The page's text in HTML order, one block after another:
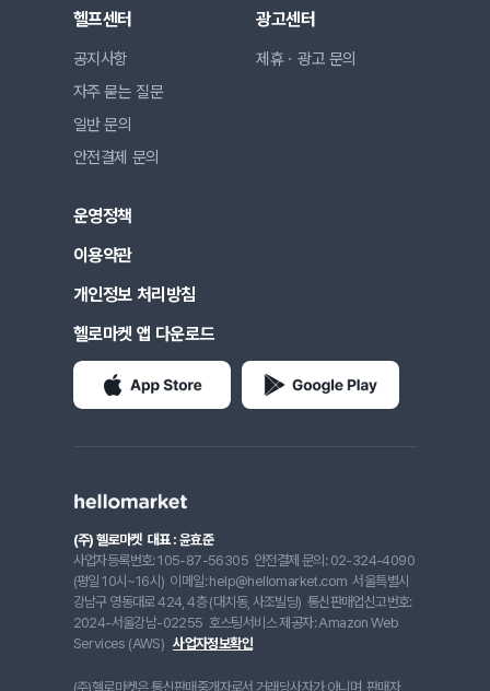
헬프센터
공지사항
자주 묻는 질문
일반 문의
안전결제 문의
광고센터
제휴ㆍ광고 문의
운영정책
이용약관
개인정보 처리방침
헬로마켓 앱 다운로드
(주) 헬로마켓 대표 : 윤효준
사업자등록번호: 105-87-56305 안전결제 문의: 02-324-4090
(평일 10시~16시) 이메일: help@hellomarket.com 서울특별시
강남구 영동대로 424, 4층 (대치동, 사조빌딩) 통신판매업신고번호:
2024-서울강남-02255 호스팅서비스 제공자: Amazon Web
Services (AWS) 사업자정보확인
(주)헬로마켓은 통신판매중개자로서 거래당사자가 아니며, 판매자